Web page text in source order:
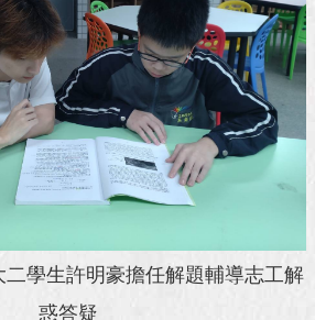
學生許明豪擔任解題輔導志工解
惑答疑